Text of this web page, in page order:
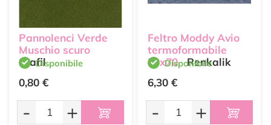
Pannolenci Verde
Muschio scuro
StafilDisponibile
0,80 €
- +
Feltro Moddy Avio
termoformabile
50x70 Renkalik
Disponibile
6,30 €
- +